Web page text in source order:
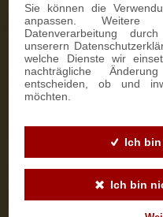
Sie können die
anpassen. Weitere
Datenverarbeitung
unserern
welche Dienste wir
nachträgliche
entscheiden, ob und
möchten.
Ich
Ich bin